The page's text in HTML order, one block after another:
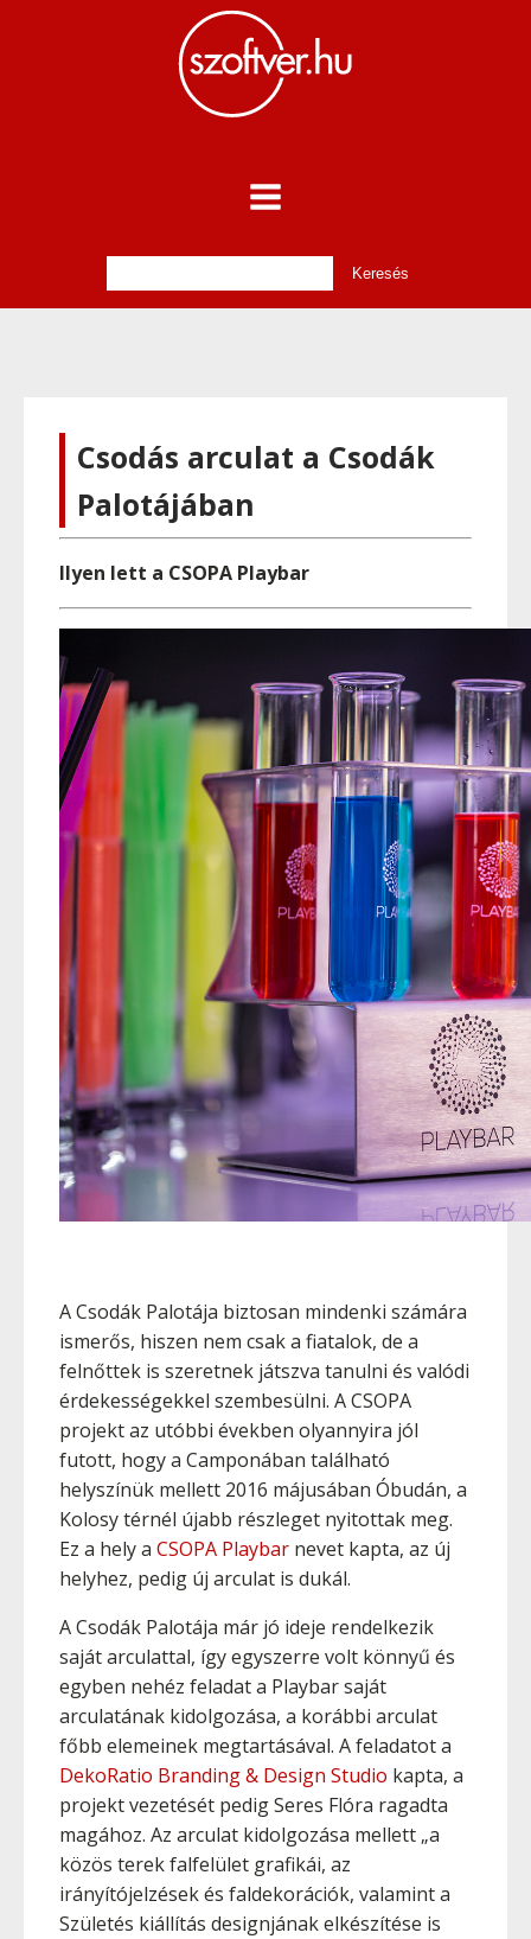
Csodás arculat a Csodák
Palotájában
Ilyen lett a CSOPA Playbar
A Csodák Palotája biztosan mindenki számára
ismerős, hiszen nem csak a fiatalok, de a
felnőttek is szeretnek játszva tanulni és valódi
érdekességekkel szembesülni. A CSOPA
projekt az utóbbi években olyannyira jól
futott, hogy a Camponában található
helyszínük mellett 2016 májusában Óbudán, a
Kolosy térnél újabb részleget nyitottak meg.
Ez a hely a CSOPA Playbar nevet kapta, az új
helyhez, pedig új arculat is dukál.
A Csodák Palotája már jó ideje rendelkezik
saját arculattal, így egyszerre volt könnyű és
egyben nehéz feladat a Playbar saját
arculatának kidolgozása, a korábbi arculat
főbb elemeinek megtartásával. A feladatot a
DekoRatio Branding & Design Studio kapta, a
projekt vezetését pedig Seres Flóra ragadta
magához. Az arculat kidolgozása mellett „a
közös terek falfelület grafikái, az
irányítójelzések és faldekorációk, valamint a
Születés kiállítás designjának elkészítése is